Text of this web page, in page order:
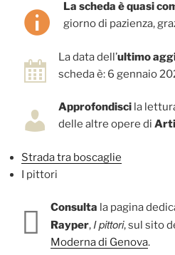
La scheda è quasi
giorno di pazienza,
La data dell’ultimo
scheda è: 6 gennaio
Approfondisci la
delle altre opere di
Strada tra boscaglie
I pittori
Consulta la pagina
Rayper, I pittori, sul sito
Moderna di Genova.